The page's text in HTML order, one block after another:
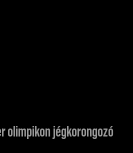
olimpikon jégkorongozó